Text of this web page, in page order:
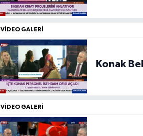
VIDEO GALERI
Konak
VIDEO GALERI